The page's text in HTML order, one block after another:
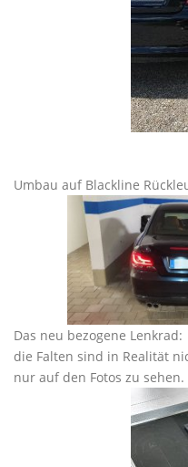
Umbau auf Blackline
Das neu bezogene Lenkrad:
die Falten sind in Realität
nur auf den Fotos zu sehen.